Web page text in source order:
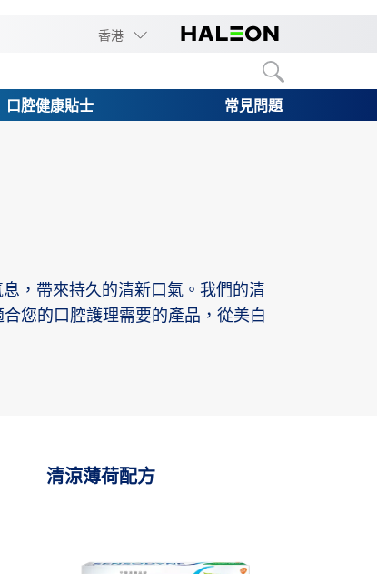
香港
口腔健康貼士 常見問題
，帶來持久的清新口氣。我們的清
您的口腔護理需要的產品，從美白
清涼薄荷配方